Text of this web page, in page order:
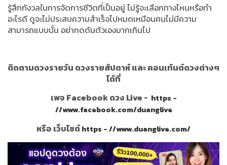
รู้สึกกังวลในการจัดการชีวิตที่เป็นอยู่ ไม่รู้จะเลือกทางไหนหรือทำ
อะไรดี ดูจะไม่ประสบความสำเร็จไปหมดเหมือนคนไม่มีความ
สามารถแบบนั้น อย่ากดดันตัวเองมากเกินไป
ติดตามดวงรายวัน ดวงรายสัปดาห์ และ คอนเท้นต์ดวงต่างๆ
ได้ที่
เพจ Facebook ดวง Live - https -
//www.facebook.com/duanglive
หรือ เว็บไซต์https - //www.duanglive.com/